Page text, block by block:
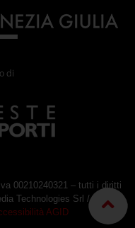
di
00210240321 – tutti i diritti
Technologies Srl /
AGID